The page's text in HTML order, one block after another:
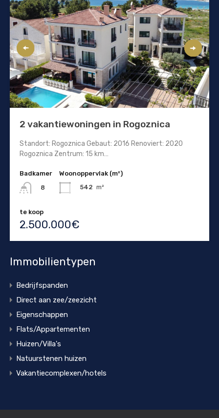
2 vakantiewoningen in Rogoznica
Standort: Rogoznica Gebaut: 2016 Renoviert: 2020
Rogoznica Zentrum: 15 km…
Badkamer
8
Woonoppervlak (m²)
542 m²
te koop
2.500.000€
Immobilientypen
Bedrijfspanden
Direct aan zee/zeezicht
Eigenschappen
Flats/Appartementen
Huizen/Villa's
Natuurstenen huizen
Vakantiecomplexen/hotels